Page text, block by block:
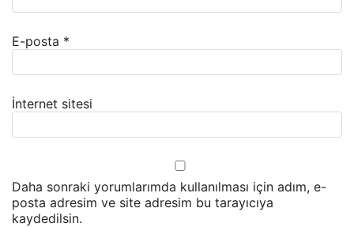
E-posta *
İnternet sitesi
Daha sonraki yorumlarımda kullanılması için adım, e-
posta adresim ve site adresim bu tarayıcıya
kaydedilsin.